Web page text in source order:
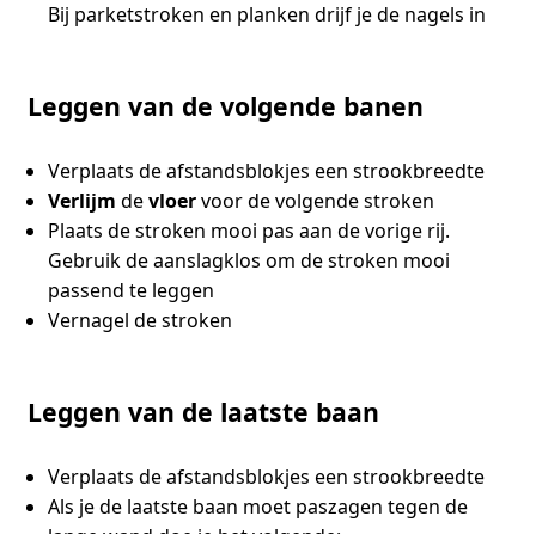
Bij parketstroken en planken drijf je de nagels in
Leggen van de volgende banen
Verplaats de afstandsblokjes een strookbreedte
Verlijm devloervoor de volgende stroken
Plaats de stroken mooi pas aan de vorige rij.
Gebruik de aanslagklos om de stroken mooi
passend te leggen
Vernagel de stroken
Leggen van de laatste baan
Verplaats de afstandsblokjes een strookbreedte
Als je de laatste baan moet paszagen tegen de